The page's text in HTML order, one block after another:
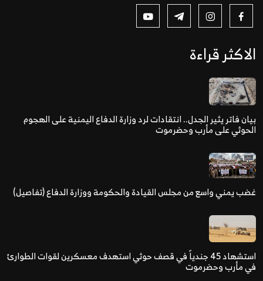
الاكثر قراءة
بيان فاتر يثير الجدل.. انتقادات لرد وزارة الدفاع اليمنية على الهجوم
الحوثي على مأرب وحضرموت
غضب يمني واسع من مجلس القيادة والحكومة ووزارة الدفاع (تفاصيل)
استشهاد 45 جندياً في قصف حوثي استهدف معسكرين لقوات الطوارئ
في مأرب وحضرموت